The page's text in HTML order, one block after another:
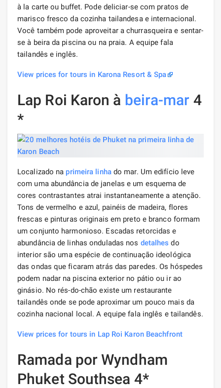
à la carte ou buffet. Pode deliciar-se com pratos de
marisco fresco da cozinha tailandesa e internacional.
Você também pode aproveitar a churrasqueira e sentar-
se à beira da piscina ou na praia. A equipe fala
tailandês e inglês.
View prices for tours in Karona Resort & Spa
Lap Roi Karon à beira-mar 4
*
Localizado na primeira linhado mar. Um edifício leve
com uma abundância de janelas e um esquema de
cores contrastantes atrai instantaneamente a atenção.
Tons de vermelho e azul, painéis de madeira, flores
frescas e pinturas originais em preto e branco formam
um conjunto harmonioso. Escadas retorcidas e
abundância de linhas onduladas nos detalhes do
interior são uma espécie de continuação ideológica
das ondas que ficaram atrás das paredes. Os hóspedes
podem nadar na piscina exterior no pátio ou ir ao
ginásio. No rés-do-chão existe um restaurante
tailandês onde se pode aproximar um pouco mais da
cozinha nacional local. A equipe fala inglês e tailandês.
View prices for tours in Lap Roi Karon Beachfront
Ramada por Wyndham
Phuket Southsea 4*